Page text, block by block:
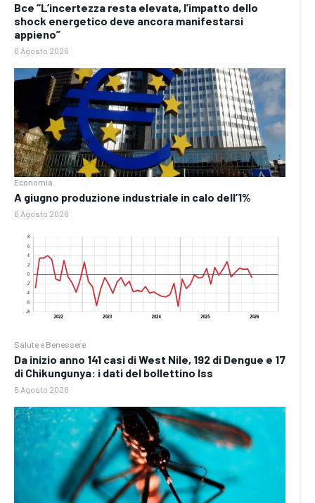
Bce “L’incertezza resta elevata, l’impatto dello
shock energetico deve ancora manifestarsi
appieno”
6 Agosto 2026
Economia
A giugno produzione industriale in calo dell’1%
6 Agosto 2026
Salute e Benessere
Da inizio anno 141 casi di West Nile, 192 di Dengue e 17
di Chikungunya: i dati del bollettino Iss
6 Agosto 2026